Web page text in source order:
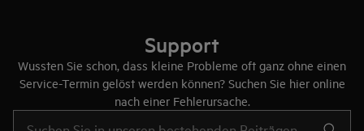
Support
Wussten Sie schon, dass kleine Probleme oft ganz ohne einen
Service-Termin gelöst werden können? Suchen Sie hier online
nach einer Fehlerursache.